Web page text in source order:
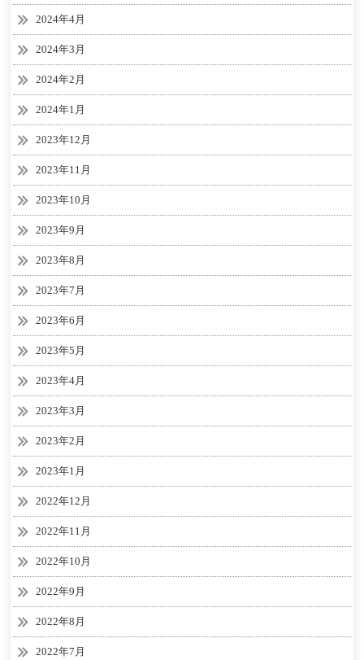
2024年4月
2024年3月
2024年2月
2024年1月
2023年12月
2023年11月
2023年10月
2023年9月
2023年8月
2023年7月
2023年6月
2023年5月
2023年4月
2023年3月
2023年2月
2023年1月
2022年12月
2022年11月
2022年10月
2022年9月
2022年8月
2022年7月